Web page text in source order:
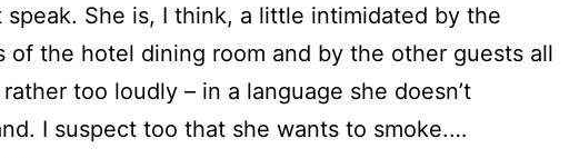
speak. She is, I think, a little intimidated by the
of the hotel dining room and by the other guests all
too loudly – in a language she doesn’t
I suspect too that she wants to smoke.…